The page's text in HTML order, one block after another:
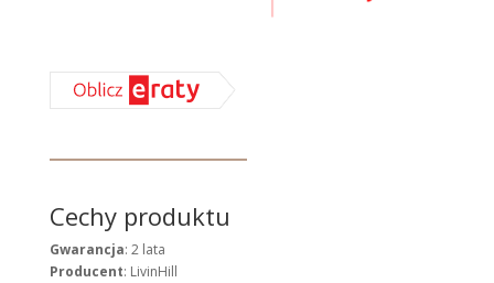
Cechy produktu
Gwarancja: 2 lata
Producent: LivinHill